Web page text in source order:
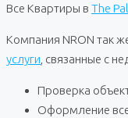
Все Квартиры в The
Компания NRON так
услуги , связанные с
Проверка
Оформление